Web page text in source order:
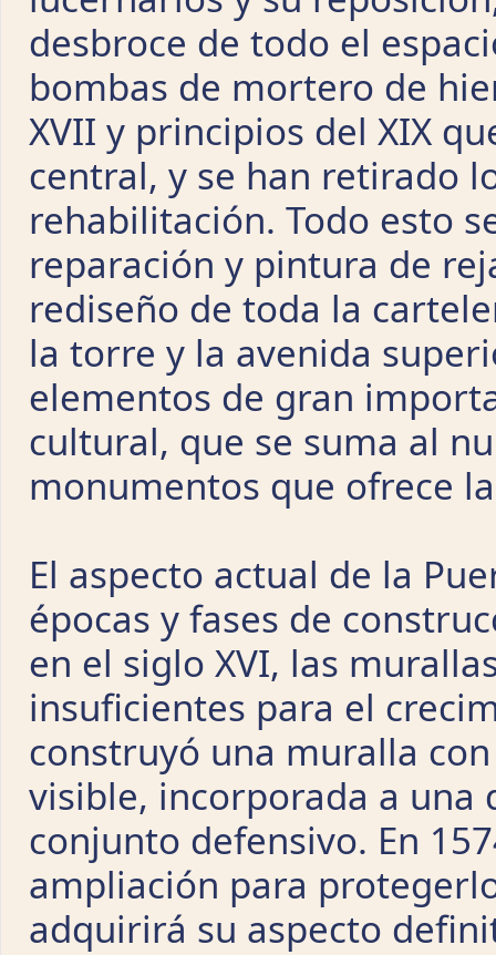
desbroce de todo el
bombas de mortero de
XVII y principios del XIX
central, y se han retirado
rehabilitación. Todo esto
reparación y pintura de
rediseño de toda la
la torre y la avenida
elementos de gran
cultural, que se suma al
monumentos que ofrece
El aspecto actual de la
épocas y fases de
en el siglo XVI, las
insuficientes para el
construyó una muralla
visible, incorporada a una
conjunto defensivo. En
ampliación para
adquirirá su aspecto